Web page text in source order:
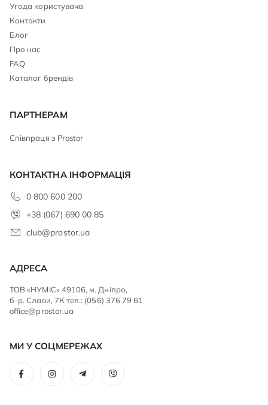
Угода користувача
Контакти
Блог
Про нас
FAQ
Каталог брендів
ПАРТНЕРАМ
Співпраця з Prostor
КОНТАКТНА ІНФОРМАЦІЯ
0 800 600 200
+38 (067) 690 00 85
club@prostor.ua
АДРЕСА
ТОВ «НУМІС» 49106, м. Дніпро,
б-р. Слави, 7К тел.: (056) 376 79 61
office@prostor.ua
МИ У СОЦМЕРЕЖАХ